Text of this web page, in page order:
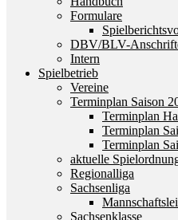
Formulare
DBV/BLV-
Intern
Spielbetrieb
Vereine
Terminplan Saison
Terminplan
Terminplan
Terminplan
aktuelle
Regionalliga
Sachsenliga
Sachsenklasse